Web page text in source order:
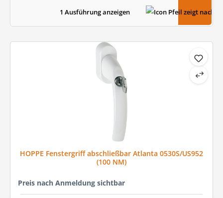
1 Ausführung anzeigen
HOPPE Fenstergriff abschließbar Atlanta 0530S/US952
(100 NM)
Preis nach Anmeldung sichtbar